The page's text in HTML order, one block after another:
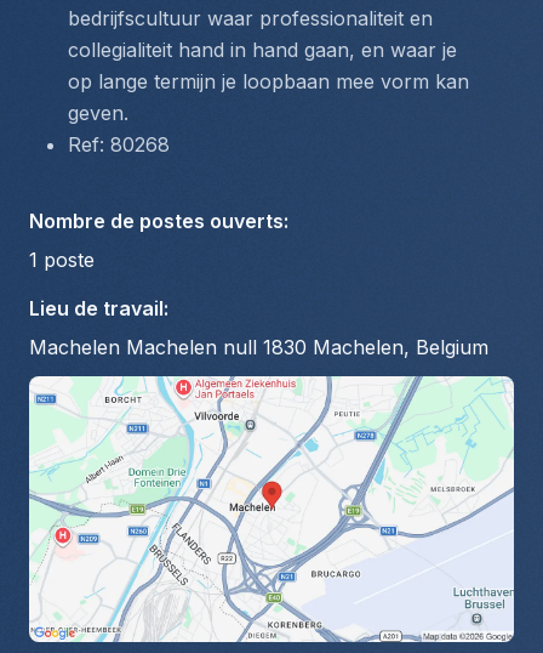
bedrijfscultuur waar professionaliteit en
collegialiteit hand in hand gaan, en waar je
op lange termijn je loopbaan mee vorm kan
geven.
Ref: 80268
Nombre de postes ouverts:
1 poste
Lieu de travail:
Machelen Machelen null 1830 Machelen, Belgium